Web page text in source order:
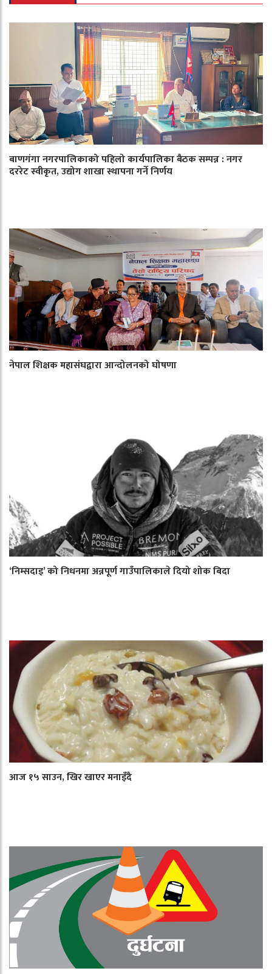
बाणगंगा नगरपालिकाको पहिलो कार्यपालिका बैठक सम्पन्न : नगर
दररेट स्वीकृत, उद्योग शाखा स्थापना गर्ने निर्णय
नेपाल शिक्षक महासंघद्वारा आन्दोलनको घोषणा
‘निम्सदाइ’ को निधनमा अन्नपूर्ण गाउँपालिकाले दियो शोक बिदा
आज १५ साउन, खिर खाएर मनाइँदै